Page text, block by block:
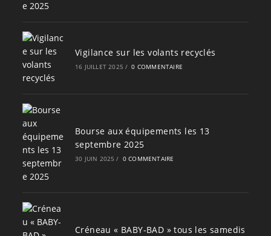
Vigilance sur les volants recyclés
16 JUILLET 2025 / 0 COMMENTAIRE
Bourse aux équipements les 13
septembre 2025
30 JUIN 2025 / 0 COMMENTAIRE
Créneau « BABY-BAD » tous les samedis